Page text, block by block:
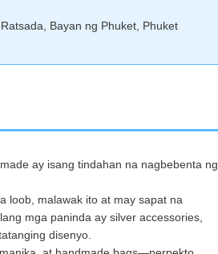
Bayan ng Phuket, Phuket
ay isang tindahan na nagbebenta ng
loob, malawak ito at may sapat na
mga paninda ay silver accessories,
disenyo.